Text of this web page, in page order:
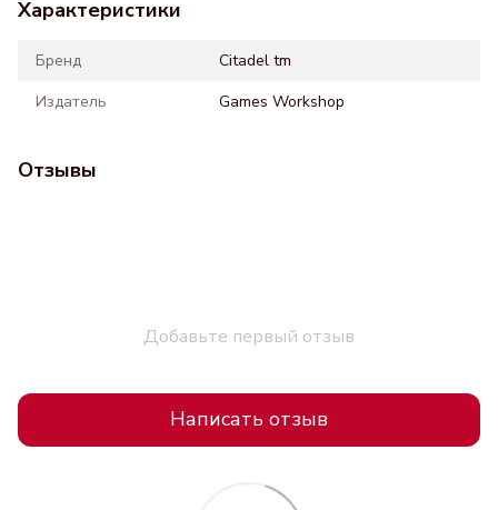
Характеристики
Бренд
Citadel tm
Издатель
Games Workshop
Отзывы
Добавьте первый отзыв
Написать отзыв